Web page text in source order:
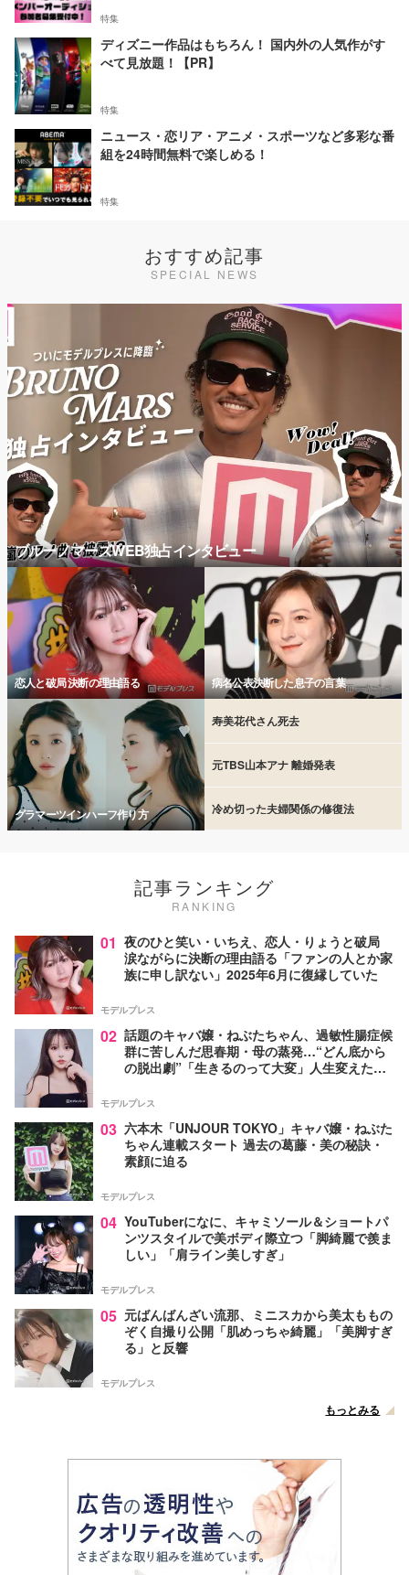
特集
ディズニー作品はもちろん！ 国内外の人気作がす
べて見放題！【PR】
特集
ニュース・恋リア・アニメ・スポーツなど多彩な番
組を24時間無料で楽しめる！
特集
おすすめ記事
SPECIAL NEWS
ブルーノマーズWEB独占インタビュー
恋人と破局 決断の理由語る 病名公表決断した息子の言葉
グラマーツインハーフ作り方
寿美花代さん死去
元TBS山本アナ 離婚発表
冷め切った夫婦関係の修復法
記事ランキング
RANKING
01 夜のひと笑い・いちえ、恋人・りょうと破局
涙ながらに決断の理由語る「ファンの人とか家
族に申し訳ない」2025年6月に復縁していた
モデルプレス
02 話題のキャバ嬢・ねぶたちゃん、過敏性腸症候
群に苦しんだ思春期・母の蒸発…“どん底から
の脱出劇”「生きるのって大変」人生変えた言
モデルプレス
03 六本木「UNJOUR TOKYO」キャバ嬢・ねぶた
ちゃん連載スタート 過去の葛藤・美の秘訣・
素顔に迫る
モデルプレス
04 YouTuberになに、キャミソール＆ショートパ
ンツスタイルで美ボディ際立つ「脚綺麗で羨ま
しい」「肩ライン美しすぎ」
モデルプレス
05 元ばんばんざい流那、ミニスカから美太ももの
ぞく自撮り公開「肌めっちゃ綺麗」「美脚すぎ
る」と反響
モデルプレス
もっとみる